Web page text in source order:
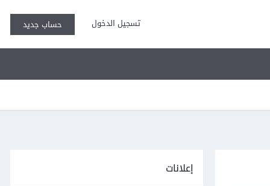
تسجيل الدخول حساب جديد
إعلانات